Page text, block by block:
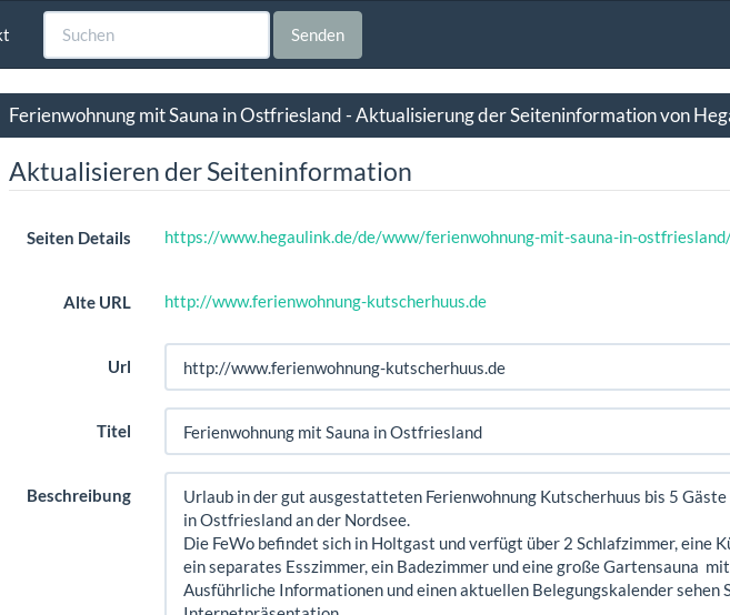
Senden
Ferienwohnung mit Sauna in Ostfriesland - Aktualisierung der Seiteninformation von
Aktualisieren der Seiteninformation
Seiten Details https://www.hegaulink.de/de/www/ferienwohnung-mit-sauna-in-
Alte URL http://www.ferienwohnung-kutscherhuus.de
Url
Titel
Beschreibung